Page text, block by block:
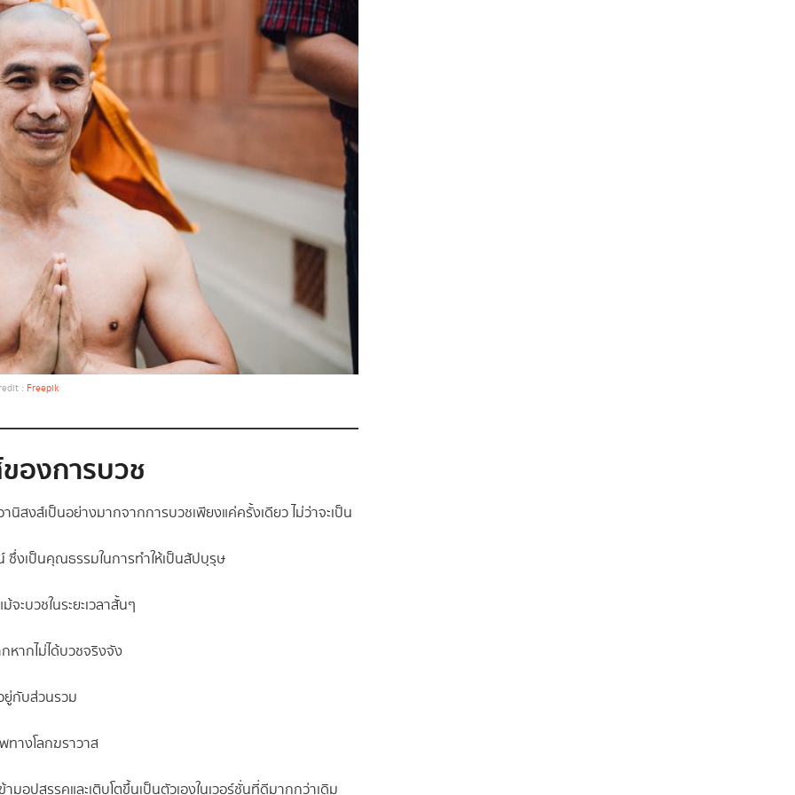
: Freepik
องการบวช
สงส์เป็นอย่างมากจากการบวชเพียงแค่ครั้งเดียว ไม่ว่าจะเป็น
น์ ซึ่งเป็นคุณธรรมในการทำให้เป็นสัปบุรุษ
ะบวชในระยะเวลาสั้นๆ
หากไม่ได้บวชจริงจัง
ยู่กับส่วนรวม
างโลกฆราวาส
อุปสรรคและเติบโตขึ้นเป็นตัวเองในเวอร์ชั่นที่ดีมากกว่าเดิม